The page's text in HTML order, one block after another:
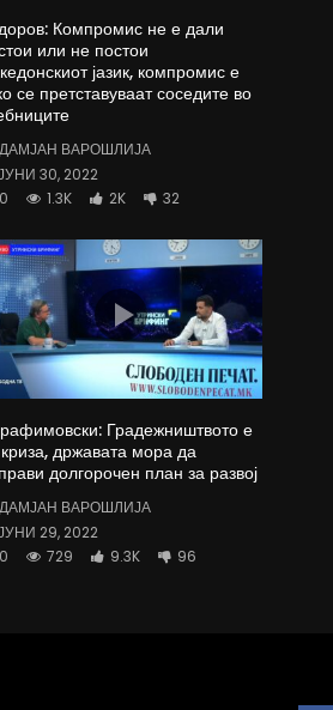
Компромис не е дали
или не постои
јазик, компромис е
се претставуваат соседите во
ДАМЈАН ВАРОШЛИЈА
30, 2022
0
1.3K 2K 32
Градежништвото е
државата мора да
долгорочен план за развој
ДАМЈАН ВАРОШЛИЈА
29, 2022
0
729 9.3K 96